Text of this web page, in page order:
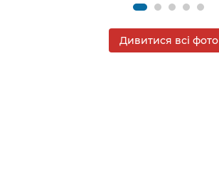
Дивитися всі фото